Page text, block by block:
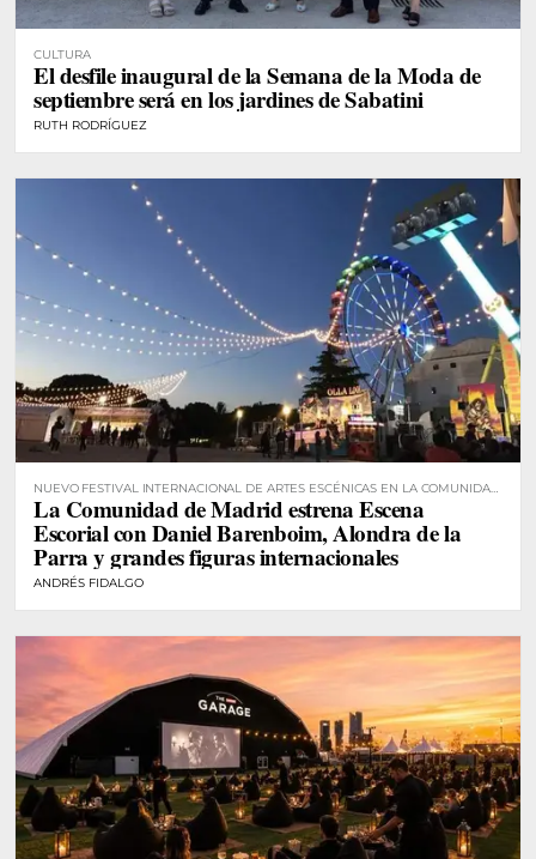
CULTURA
El desfile inaugural de la Semana de la Moda de
septiembre será en los jardines de Sabatini
RUTH RODRÍGUEZ
NUEVO FESTIVAL INTERNACIONAL DE ARTES ESCÉNICAS EN LA COMUNIDAD
DE MADRID
La Comunidad de Madrid estrena Escena
Escorial con Daniel Barenboim, Alondra de la
Parra y grandes figuras internacionales
ANDRÉS FIDALGO